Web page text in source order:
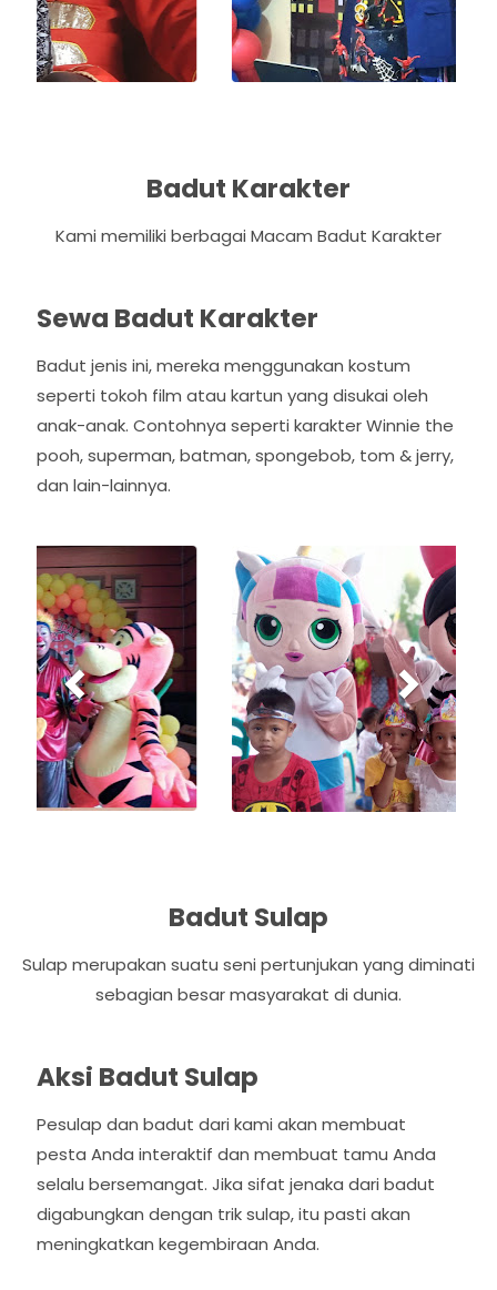
Badut Karakter
Kami memiliki berbagai Macam Badut Karakter
Sewa Badut Karakter
Badut jenis ini, mereka menggunakan kostum
seperti tokoh film atau kartun yang disukai oleh
anak-anak. Contohnya seperti karakter Winnie the
pooh, superman, batman, spongebob, tom & jerry,
dan lain-lainnya.
P
r
e
v
i
o
u
s
N
e
x
t
Badut Sulap
Sulap merupakan suatu seni pertunjukan yang diminati
sebagian besar masyarakat di dunia.
Aksi Badut Sulap
Pesulap dan badut dari kami akan membuat
pesta Anda interaktif dan membuat tamu Anda
selalu bersemangat. Jika sifat jenaka dari badut
digabungkan dengan trik sulap, itu pasti akan
meningkatkan kegembiraan Anda.